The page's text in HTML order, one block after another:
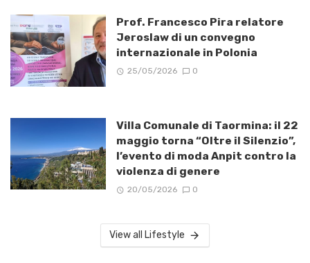
Prof. Francesco Pira relatore
Jeroslaw di un convegno
internazionale in Polonia
25/05/2026 0
Villa Comunale di Taormina: il 22
maggio torna “Oltre il Silenzio”,
l’evento di moda Anpit contro la
violenza di genere
20/05/2026 0
View all Lifestyle